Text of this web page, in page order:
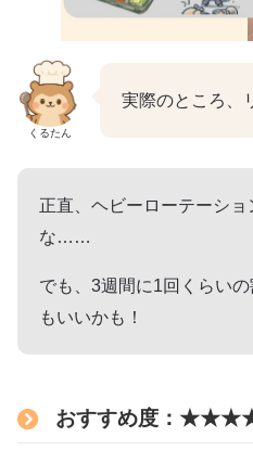
くるたん
実際のところ、
正直、ヘビーローテーシ
な……
でも、3週間に1回くらい
もいいかも！
おすすめ度：